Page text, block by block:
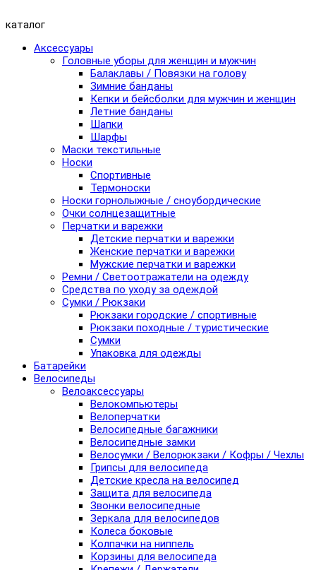
каталог
Аксессуары
Головные уборы для женщин и мужчин
Балаклавы / Повязки на голову
Зимние банданы
Кепки и бейсболки для мужчин и женщин
Летние банданы
Шапки
Шарфы
Маски текстильные
Носки
Спортивные
Термоноски
Носки горнолыжные / сноубордические
Очки солнцезащитные
Перчатки и варежки
Детские перчатки и варежки
Женские перчатки и варежки
Мужские перчатки и варежки
Ремни / Светоотражатели на одежду
Средства по уходу за одеждой
Сумки / Рюкзаки
Рюкзаки городские / спортивные
Рюкзаки походные / туристические
Сумки
Упаковка для одежды
Батарейки
Велосипеды
Велоаксессуары
Велокомпьютеры
Велоперчатки
Велосипедные багажники
Велосипедные замки
Велосумки / Велорюкзаки / Кофры / Чехлы
Грипсы для велосипеда
Детские кресла на велосипед
Защита для велосипеда
Звонки велосипедные
Зеркала для велосипедов
Колеса боковые
Колпачки на ниппель
Корзины для велосипеда